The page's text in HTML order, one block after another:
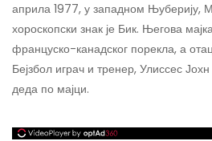
априла 1977, у западном Њуберију,
хороскопски знак је Бик. Његова
француско-канадског порекла, а
Бејзбол играч и тренер, Улиссес
деда по мајци.